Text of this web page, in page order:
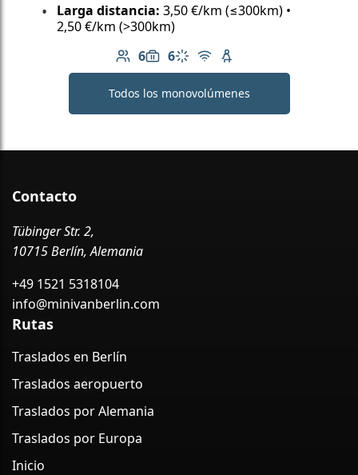
Larga distancia: 3,50 €/km (≤300km) •
2,50 €/km (>300km)
6
Número de pasajeros: 6
6
Capacidad de equipaje: 6
Aire acondicionado
Wi-Fi gratuito
Asiento infantil
Todos los monovolúmenes
Contacto
Tübinger Str. 2,
10715 Berlín, Alemania
+49 1521 5318104
info@minivanberlin.com
Rutas
Traslados en Berlín
Traslados aeropuerto
Traslados por Alemania
Traslados por Europa
Inicio